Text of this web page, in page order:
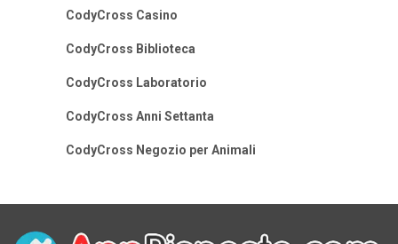
CodyCross Casino
CodyCross Biblioteca
CodyCross Laboratorio
CodyCross Anni Settanta
CodyCross Negozio per Animali